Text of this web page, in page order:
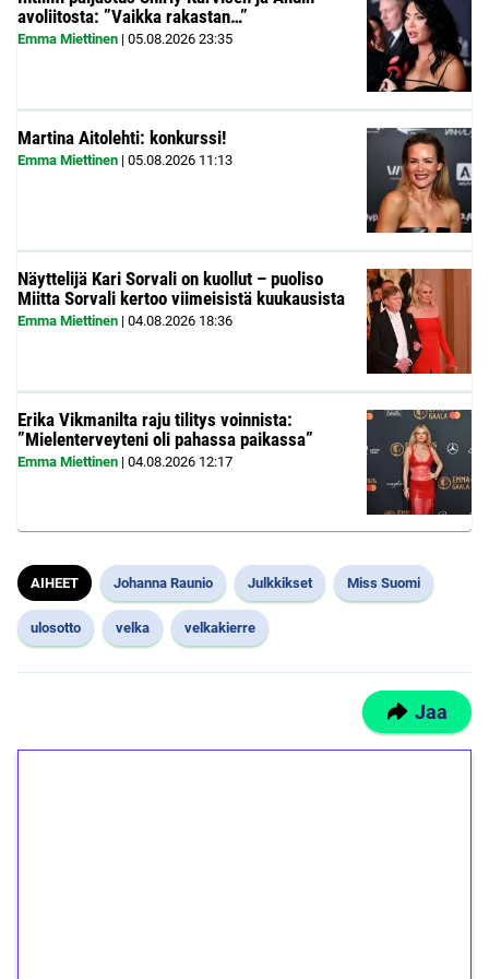
avoliitosta: ”Vaikka rakastan…”
Emma Miettinen | 05.08.2026 23:35
Martina Aitolehti: konkurssi!
Emma Miettinen | 05.08.2026 11:13
Näyttelijä Kari Sorvali on kuollut – puoliso
Miitta Sorvali kertoo viimeisistä kuukausista
Emma Miettinen | 04.08.2026 18:36
Erika Vikmanilta raju tilitys voinnista:
”Mielenterveyteni oli pahassa paikassa”
Emma Miettinen | 04.08.2026 12:17
AIHEET Johanna Raunio Julkkikset Miss Suomi
ulosotto velka velkakierre
Jaa